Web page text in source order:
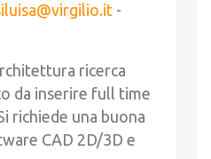
-
ricerca
da inserire full time
richiede una buona
CAD 2D/3D e